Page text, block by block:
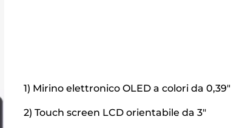
1) Mirino elettronico OLED a colori da 0,39"
2) Touch screen LCD orientabile da 3"